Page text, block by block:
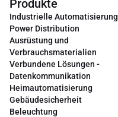
Produkte
Industrielle Automatisierung
Power Distribution
Ausrüstung und
Verbrauchsmaterialien
Verbundene Lösungen -
Datenkommunikation
Heimautomatisierung
Gebäudesicherheit
Beleuchtung